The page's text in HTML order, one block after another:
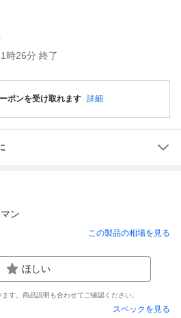
時26分 終了
ポンを受け取れます 詳細
ン
この製品の相場を見る
ほしい
す。商品説明も合わせてご確認ください。
スペックを見る